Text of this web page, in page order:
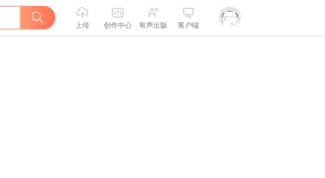
上传 创作中心 有声出版 客户端